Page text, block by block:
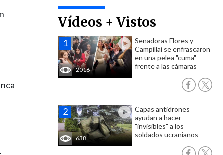
Vídeos + Vistos
2016
Senadoras Flores y
Campillai se enfrascaron
en una pelea "cuma"
frente a las cámaras
638
Capas antidrones
ayudan a hacer
"invisibles" a los
soldados ucranianos